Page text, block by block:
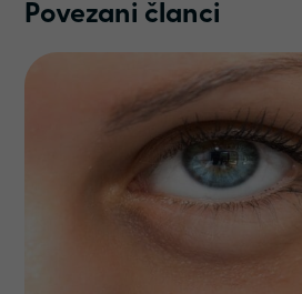
Povezani članci